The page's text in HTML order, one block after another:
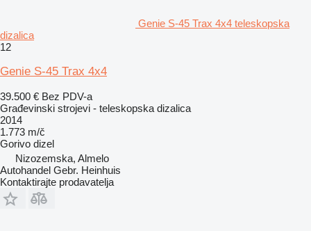
Genie S-45 Trax 4x4 teleskopska
dizalica
12
Genie S-45 Trax 4x4
39.500 € Bez PDV-a
Građevinski strojevi - teleskopska dizalica
2014
1.773 m/č
Gorivo dizel
Nizozemska, Almelo
Autohandel Gebr. Heinhuis
Kontaktirajte prodavatelja